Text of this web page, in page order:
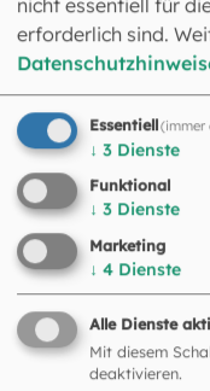
Fortbildungen.
fortlaufend
ausgerichtet, in
lerntheoretisch-
systemische
verbunden
erforderlich sind.
Essentiell(immer
↓ 3 Dienste
Funktional
↓ 3 Dienste
Marketing
↓ 4 Dienste
Alle Dienste
Mit diesem
deaktivieren.